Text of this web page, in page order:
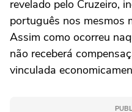
revelado pelo Cruzeiro,
português nos mesmos
Assim como ocorreu
não receberá
vinculada